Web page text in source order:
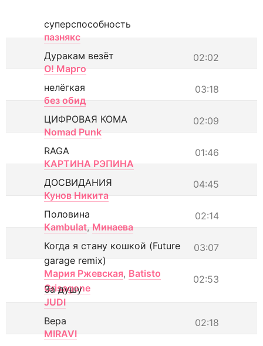
суперспособность
пазнякс
02:02
Дуракам везёт
О! Марго
03:18
нелёгкая
без обид
02:09
ЦИФРОВАЯ КОМА
Nomad Punk
01:46
RAGA
КАРТИНА РЭПИНА
04:45
ДОСВИДАНИЯ
Кунов Никита
02:14
Половина
Kambulat, Минаева
03:07
Когда я стану кошкой (Future
garage remix)
Мария Ржевская, Batisto
Grisagone
02:53
За душу
JUDI
02:18
Вера
MIRAVI